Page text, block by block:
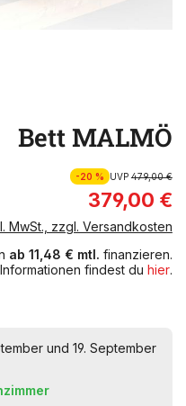
Bett MALMÖ
-20 % UVP479,00 €
379,00 €
MwSt., zzgl. Versandkosten
ab 11,48 € mtl. finanzieren.
findest du hier.
und 19. September